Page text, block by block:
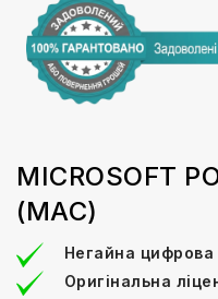
MICROSOFT
(MAC)
Негайна цифрова
Оригінальна